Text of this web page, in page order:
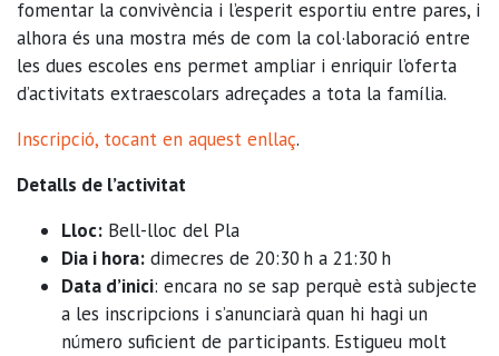
Bell-lloc
fomentar la convivència i l’esperit esportiu entre pares, i
alhora és una mostra més de com la col·laboració entre
les dues escoles ens permet ampliar i enriquir l’oferta
d’activitats extraescolars adreçades a tota la família.
Inscripció, tocant en aquest enllaç.
Detalls de l’activitat
Lloc: Bell-lloc del Pla
Dia i hora: dimecres de 20:30 h a 21:30 h
Data d’inici: encara no se sap perquè està subjecte
a les inscripcions i s’anunciarà quan hi hagi un
número suficient de participants. Estigueu molt